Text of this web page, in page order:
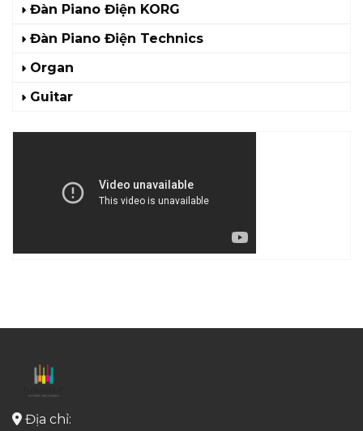
Đàn Piano Điện KORG
Đàn Piano Điện Technics
Organ
Guitar
Địa chỉ: